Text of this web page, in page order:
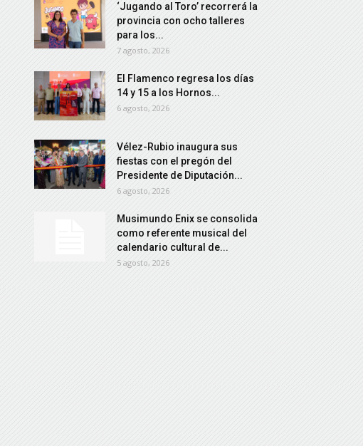
‘Jugando al Toro’ recorrerá la
provincia con ocho talleres
para los...
7 agosto, 2026
El Flamenco regresa los días
14 y 15 a los Hornos...
6 agosto, 2026
Vélez-Rubio inaugura sus
fiestas con el pregón del
Presidente de Diputación...
6 agosto, 2026
Musimundo Enix se consolida
como referente musical del
calendario cultural de...
5 agosto, 2026